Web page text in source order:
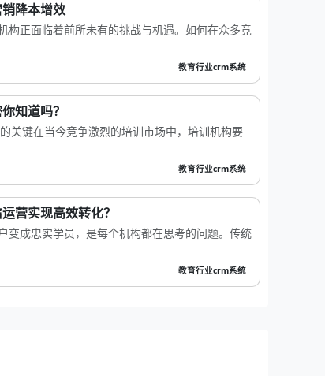
降本增效
构正面临着前所未有的挑战与机遇。如何在众多竞
教育行业crm系统
知道吗？
关键在当今竞争激烈的培训市场中，培训机构要
教育行业crm系统
营实现高效转化？
变成忠实学员，是每个机构都在思考的问题。传统
教育行业crm系统